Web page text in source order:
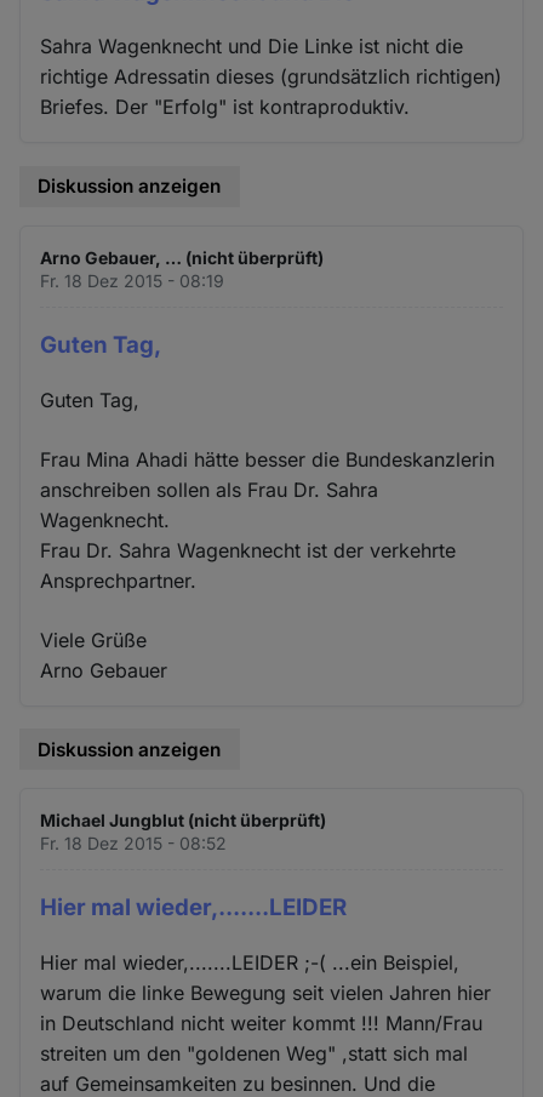
Sahra Wagenknecht und Die Linke ist nicht die
richtige Adressatin dieses (grundsätzlich richtigen)
Briefes. Der "Erfolg" ist kontraproduktiv.
Diskussion anzeigen
Arno Gebauer, … (nicht überprüft)
Fr. 18 Dez 2015 - 08:19
Guten Tag,
Guten Tag,
Frau Mina Ahadi hätte besser die Bundeskanzlerin
anschreiben sollen als Frau Dr. Sahra
Wagenknecht.
Frau Dr. Sahra Wagenknecht ist der verkehrte
Ansprechpartner.
Viele Grüße
Arno Gebauer
Diskussion anzeigen
Michael Jungblut (nicht überprüft)
Fr. 18 Dez 2015 - 08:52
Hier mal wieder,.......LEIDER
Hier mal wieder,.......LEIDER ;-( ...ein Beispiel,
warum die linke Bewegung seit vielen Jahren hier
in Deutschland nicht weiter kommt !!! Mann/Frau
streiten um den "goldenen Weg" ,statt sich mal
auf Gemeinsamkeiten zu besinnen. Und die